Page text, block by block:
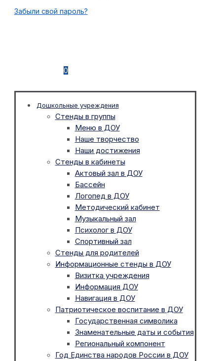
Забыли свой пароль?
0
Дошкольные учреждения
Стенды в группы
Меню в ДОУ
Наше творчество
Наши достижения
Стенды в кабинеты
Актовый зал в ДОУ
Бассейн
Логопед в ДОУ
Методический кабинет
Музыкальный зал
Психолог в ДОУ
Спортивный зал
Стенды для родителей
Информационные стенды в ДОУ
Визитка учреждения
Информация ДОУ
Навигация в ДОУ
Патриотическое воспитание в ДОУ
Государственная символика
Знаменательные даты и события
Региональный компонент
Год Единства народов России в ДОУ